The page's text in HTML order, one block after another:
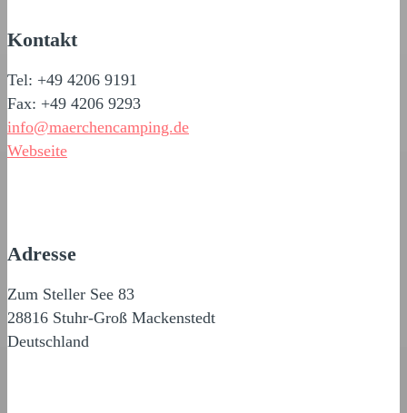
Kontakt
Tel: +49 4206 9191
Fax: +49 4206 9293
info@maerchencamping.de
Webseite
Adresse
Zum Steller See 83
28816 Stuhr-Groß Mackenstedt
Deutschland